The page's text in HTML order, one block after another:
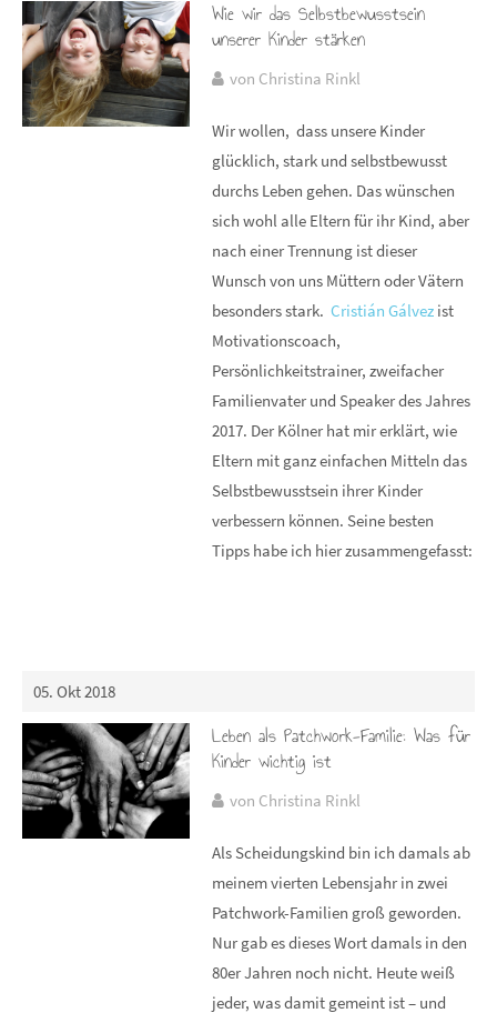
Wie wir das Selbstbewusstsein
unserer Kinder stärken
von Christina Rinkl
Wir wollen, dass unsere Kinder
glücklich, stark und selbstbewusst
durchs Leben gehen. Das wünschen
sich wohl alle Eltern für ihr Kind, aber
nach einer Trennung ist dieser
Wunsch von uns Müttern oder Vätern
besonders stark.Cristián Gálvez ist
Motivationscoach,
Persönlichkeitstrainer, zweifacher
Familienvater und Speaker des Jahres
2017. Der Kölner hat mir erklärt, wie
Eltern mit ganz einfachen Mitteln das
Selbstbewusstsein ihrer Kinder
verbessern können. Seine besten
Tipps habe ich hier zusammengefasst:
05. Okt 2018
Leben als Patchwork-Familie: Was für
Kinder wichtig ist
von Christina Rinkl
Als Scheidungskind bin ich damals ab
meinem vierten Lebensjahr in zwei
Patchwork-Familien groß geworden.
Nur gab es dieses Wort damals in den
80er Jahren noch nicht. Heute weiß
jeder, was damit gemeint ist – und